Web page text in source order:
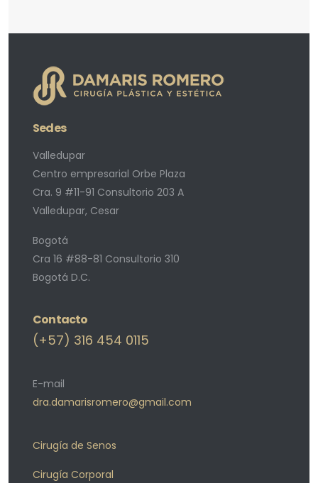
Sedes
Valledupar
Centro empresarial Orbe Plaza
Cra. 9 #11-91 Consultorio 203 A
Valledupar, Cesar
Bogotá
Cra 16 #88-81 Consultorio 310
Bogotá D.C.
Contacto
(+57) 316 454 0115
E-mail
dra.damarisromero@gmail.com
Cirugía de Senos
Cirugía Corporal